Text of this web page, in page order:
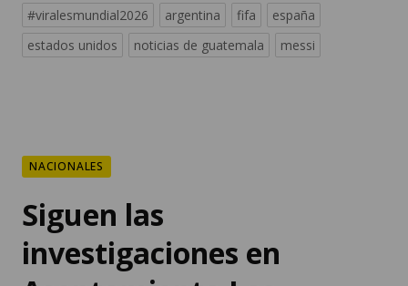
#viralesmundial2026
argentina fifa
españa
estados unidos
noticias de guatemala messi
NACIONALES
Siguen las
investigaciones en